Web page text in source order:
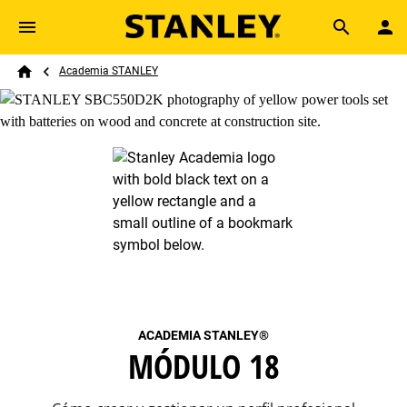
Skip to main content
Search
Breadcrumb
Academia STANLEY
ACADEMIA STANLEY®
MÓDULO 18